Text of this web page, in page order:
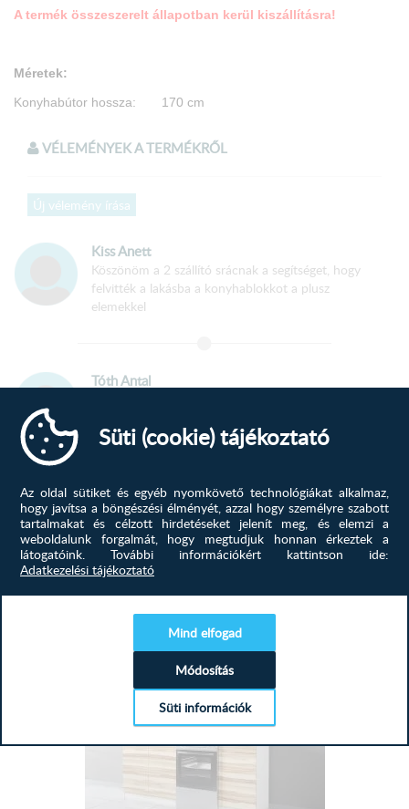
A termék összeszerelt állapotban kerül kiszállításra!
Méretek:
Konyhabútor hossza: 170 cm
Alsó elem mélysége: 50 cm
Munkalap mélysége : 60 cm
Elemek:
50-es páraelszívó elem 40 cm × 50 cm × 30 cm
40-es ajtós felső elem 60 cm × 40 cm × 30 cm
Florida konyhabútor leírása:
Termék színe:
Fehér váz - Fehér front
2,8 cm vastagságú préselt laminált forgácslap, elemenként
VÉLEMÉNYEK A TERMÉKRŐL
Új vélemény írása
Kiss Anett
Köszönöm a 2 szállító srácnak a segítséget, hogy
felvitték a lakásba a konyhablokkot a plusz
elemekkel
Tóth Antal
Kővári Bence
Ma érkezett meg a bútor. Egyszerűen csodálatos!
Nagyon szeretjük, teljesen feldobta a konyhánk
hangulatát.
HASONLÓTERMÉKEINK>
Süti (cookie) tájékoztató
Az oldal sütiket és egyéb nyomkövető technológiákat alkalmaz,
hogy javítsa a böngészési élményét, azzal hogy személyre szabott
tartalmakat és célzott hirdetéseket jelenít meg, és elemzi a
weboldalunk forgalmát, hogy megtudjuk honnan érkeztek a
látogatóink.
További információkért kattintson ide:
Adatkezelési tájékoztató
Mind elfogad
Módosítás
Süti információk